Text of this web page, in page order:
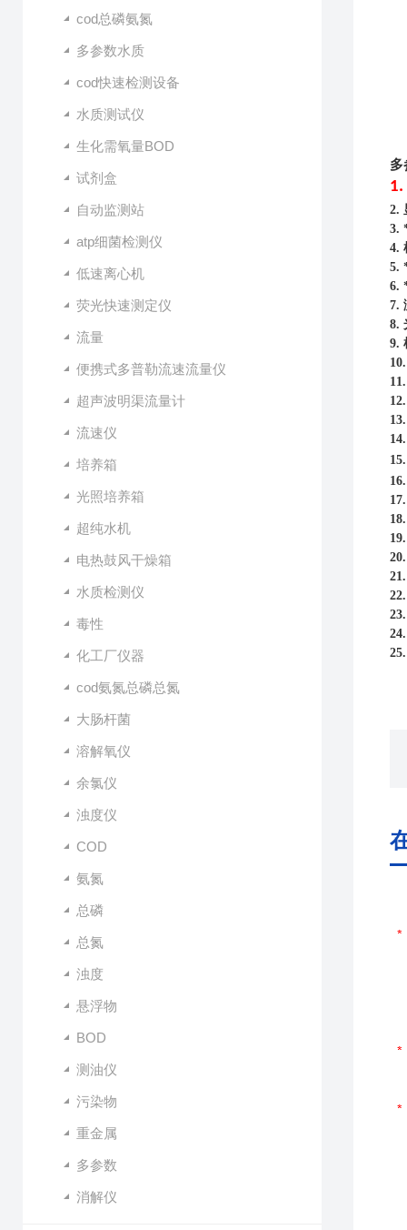
cod总磷氨氮
多参数水质
cod快速检测设备
水质测试仪
生化需氧量BOD
试剂盒
自动监测站
atp细菌检测仪
低速离心机
荧光快速测定仪
流量
便携式多普勒流速流量仪
超声波明渠流量计
流速仪
培养箱
光照培养箱
超纯水机
电热鼓风干燥箱
水质检测仪
毒性
化工厂仪器
cod氨氮总磷总氮
大肠杆菌
溶解氧仪
余氯仪
浊度仪
COD
氨氮
总磷
总氮
浊度
悬浮物
BOD
测油仪
污染物
重金属
多参数
消解仪
多
1.
2.
3.
4.
5.
6.
7.
8.
9.